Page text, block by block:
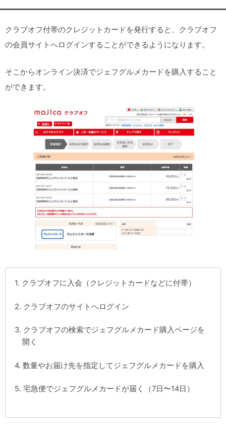
クラブオフ付帯のクレジットカードを発行すると、クラブオフ
の会員サイトへログインすることができるようになります。
そこからオンライン決済でジェフグルメカードを購入すること
ができます。
クラブオフに入会（クレジットカードなどに付帯）
クラブオフのサイトへログイン
クラブオフの検索でジェフグルメカード購入ページを
開く
数量やお届け先を指定してジェフグルメカードを購入
宅急便でジェフグルメカードが届く（7日〜14日）